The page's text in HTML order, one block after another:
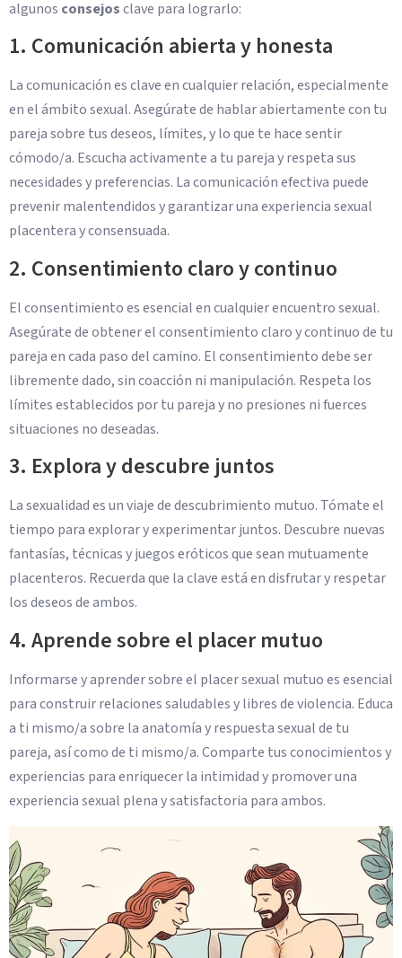
algunos consejosclave para lograrlo:
1. Comunicación abierta y honesta
La comunicación es clave en cualquier relación, especialmente
en el ámbito sexual. Asegúrate de hablar abiertamente con tu
pareja sobre tus deseos, límites, y lo que te hace sentir
cómodo/a. Escucha activamente a tu pareja y respeta sus
necesidades y preferencias. La comunicación efectiva puede
prevenir malentendidos y garantizar una experiencia sexual
placentera y consensuada.
2. Consentimiento claro y continuo
El consentimiento es esencial en cualquier encuentro sexual.
Asegúrate de obtener el consentimiento claro y continuo de tu
pareja en cada paso del camino. El consentimiento debe ser
libremente dado, sin coacción ni manipulación. Respeta los
límites establecidos por tu pareja y no presiones ni fuerces
situaciones no deseadas.
3. Explora y descubre juntos
La sexualidad es un viaje de descubrimiento mutuo. Tómate el
tiempo para explorar y experimentar juntos. Descubre nuevas
fantasías, técnicas y juegos eróticos que sean mutuamente
placenteros. Recuerda que la clave está en disfrutar y respetar
los deseos de ambos.
4. Aprende sobre el placer mutuo
Informarse y aprender sobre el placer sexual mutuo es esencial
para construir relaciones saludables y libres de violencia. Educa
a ti mismo/a sobre la anatomía y respuesta sexual de tu
pareja, así como de ti mismo/a. Comparte tus conocimientos y
experiencias para enriquecer la intimidad y promover una
experiencia sexual plena y satisfactoria para ambos.